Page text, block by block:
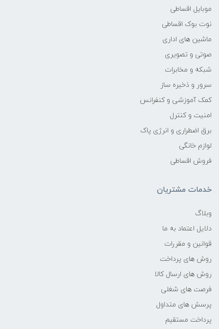
موبایل اقساطی
نوت بوک اقساطی
ماشین های اداری
صوتی و تصویری
شبکه و مخابرات
سرور و ذخیره ساز
کمک آموزشی و کنفرانس
امنیت و کنترل
برق اضطراری و انرژی پاک
لوازم خانگی
فروش اقساطی
خدمات مشتریان
وبلاگ
دلایل اعتماد به ما
قوانین و مقررات
روش های پرداخت
روش های ارسال کالا
فرصت های شغلی
پرسش های متداول
پرداخت مستقیم